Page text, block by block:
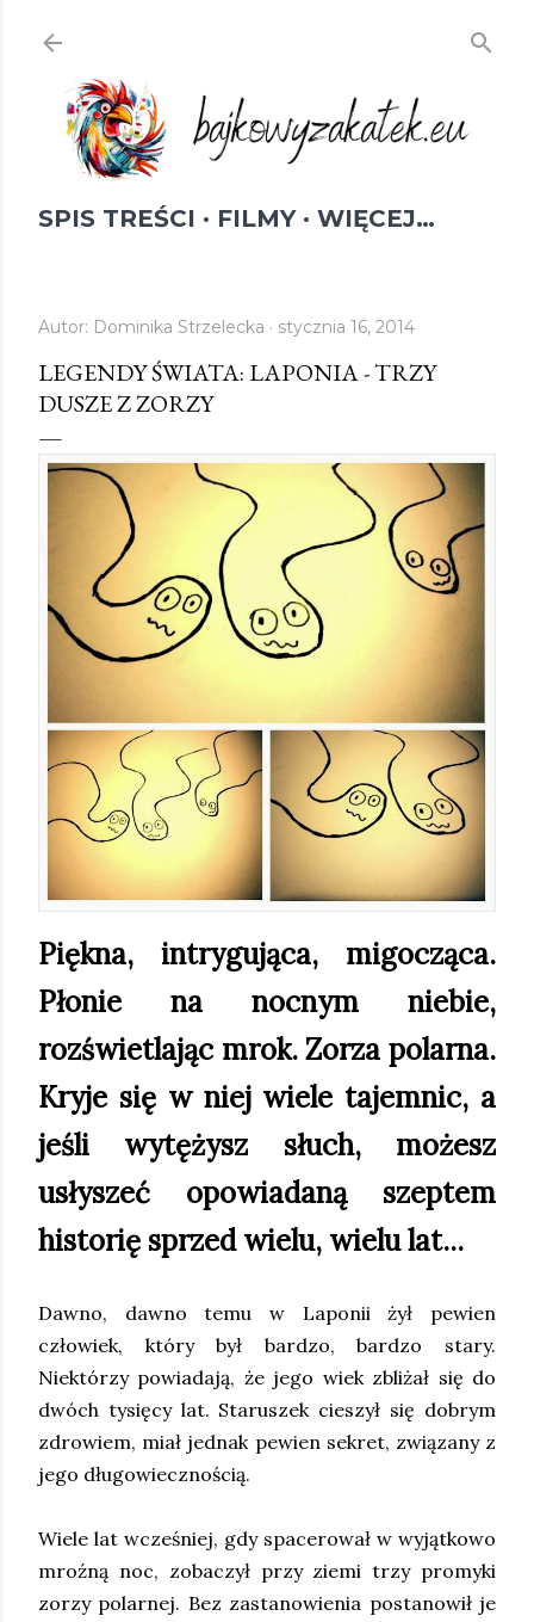
SPIS TREŚCI FILMY WIĘCEJ…
Autor: Dominika Strzelecka stycznia 16, 2014
LEGENDY ŚWIATA: LAPONIA - TRZY
DUSZE Z ZORZY
Piękna, intrygująca, migocząca.
Płonie na nocnym niebie,
rozświetlając mrok. Zorza polarna.
Kryje się w niej wiele tajemnic, a
jeśli wytężysz słuch, możesz
usłyszeć opowiadaną szeptem
historię sprzed wielu, wielu lat...
Dawno, dawno temu w Laponii żył pewien
człowiek, który był bardzo, bardzo stary.
Niektórzy powiadają, że jego wiek zbliżał się do
dwóch tysięcy lat. Staruszek cieszył się dobrym
zdrowiem, miał jednak pewien sekret, związany z
jego długowiecznością.
Wiele lat wcześniej, gdy spacerował w wyjątkowo
mroźną noc, zobaczył przy ziemi trzy promyki
zorzy polarnej. Bez zastanowienia postanowił je